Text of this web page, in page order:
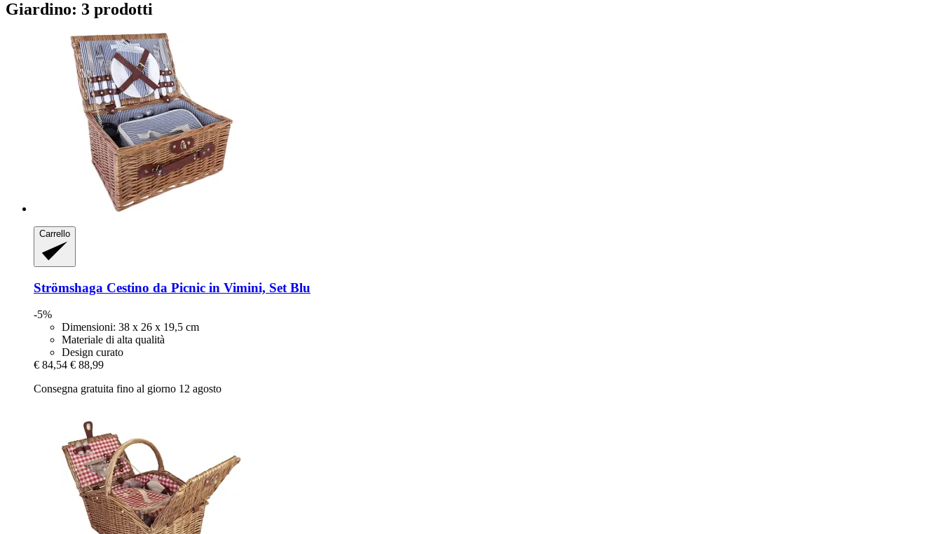
Giardino: 3 prodotti
Carrello
Strömshaga Cestino da Picnic in Vimini, Set Blu
-5%
Dimensioni: 38 x 26 x 19,5 cm
Materiale di alta qualità
Design curato
€ 84,54 € 88,99
Consegna gratuita fino al giorno 12 agosto